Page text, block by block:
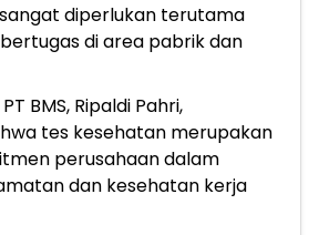
diperlukan terutama
di area pabrik dan
BMS, Ripaldi Pahri,
tes kesehatan merupakan
perusahaan dalam
dan kesehatan kerja